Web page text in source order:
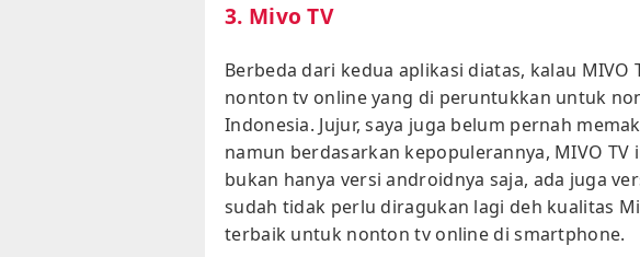
3. Mivo TV
Berbeda dari kedua aplikasi diatas, kalau MIVO
nonton tv online yang di peruntukkan untuk
Indonesia. Jujur, saya juga belum pernah
namun berdasarkan kepopulerannya, MIVO TV
bukan hanya versi androidnya saja, ada juga
sudah tidak perlu diragukan lagi deh kualitas
terbaik untuk nonton tv online di smartphone.